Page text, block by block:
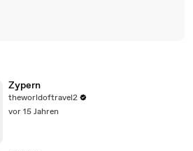
Zypern
theworldoftravel2
vor 15 Jahren